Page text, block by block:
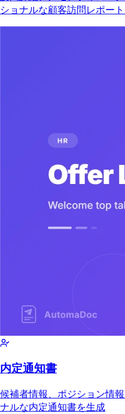
ショナルな顧客訪問レポー
内定通知書
候補者情報、ポジション情
ナルな内定通知書を生成